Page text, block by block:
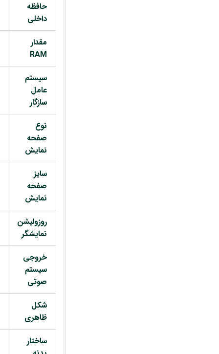
حافظه
داخلی
مقدار
RAM
سیستم
عامل
سازگار
نوع
صفحه
نمایش
سایز
صفحه
نمایش
روزولیشن
نمایشگر
خروجی
سیستم
صوتی
شکل
ظاهری
ساختار